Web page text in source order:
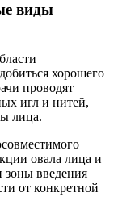
виды
хорошего
проводят
игл и нитей,
лица.
овала лица и
зоны введения
от конкретной